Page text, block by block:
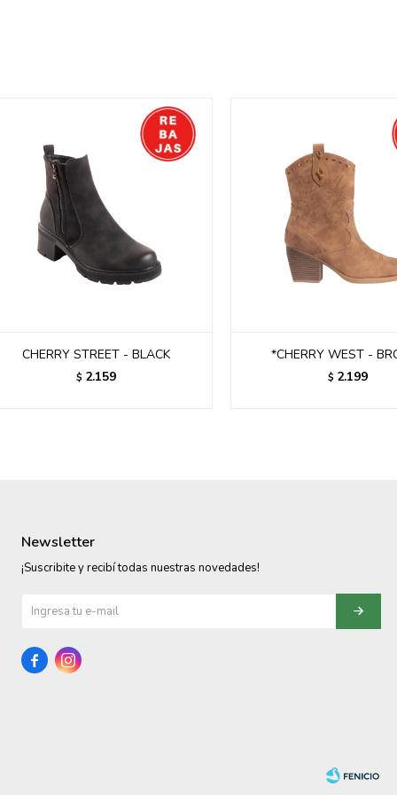
CHERRY STREET - BLACK
$ 2.159
*CHERRY WEST -
$ 2.199
Newsletter
¡Suscribite y recibí todas nuestras novedades!
 